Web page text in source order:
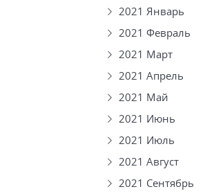
2021 Январь
2021 Февраль
2021 Март
2021 Апрель
2021 Май
2021 Июнь
2021 Июль
2021 Август
2021 Сентябрь